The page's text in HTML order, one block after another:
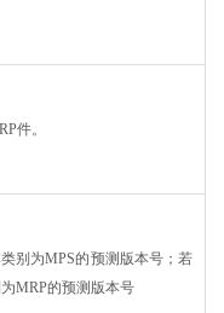
件。
别为MPS的预测版本号；若
MRP的预测版本号